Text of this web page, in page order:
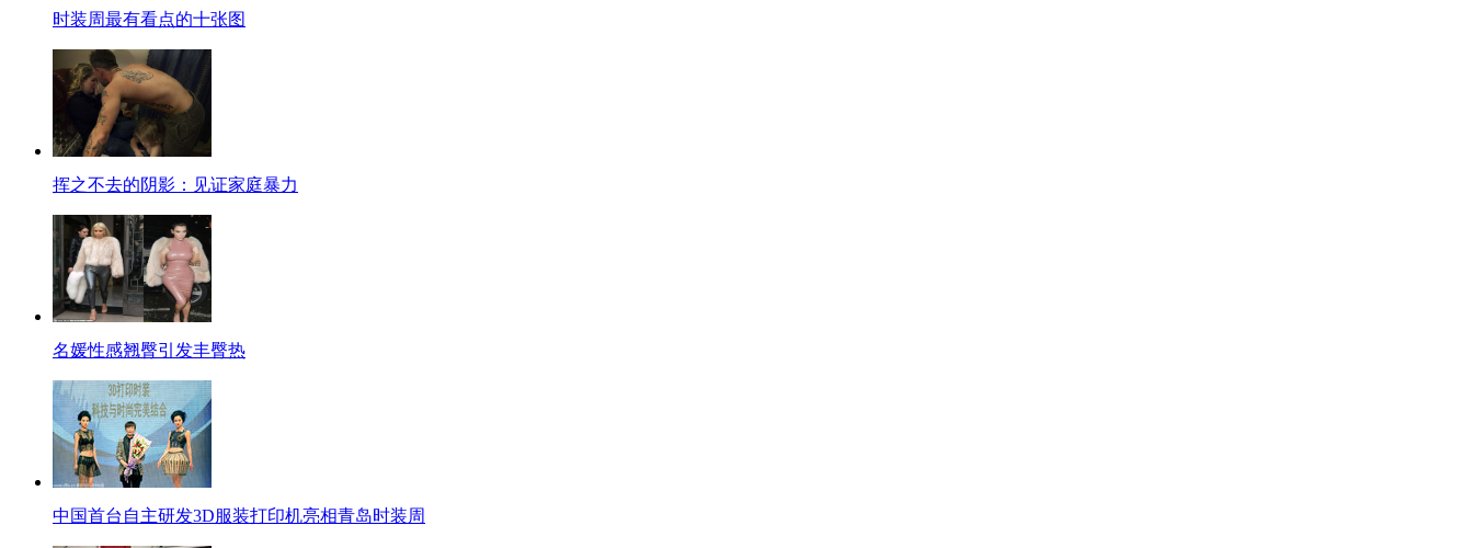
时装周最有看点的十张图
挥之不去的阴影：见证家庭暴力
名媛性感翘臀引发丰臀热
中国首台自主研发3D服装打印机亮相青岛时装周